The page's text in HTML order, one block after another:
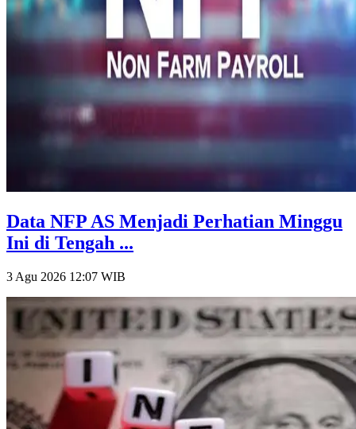
Data NFP AS Menjadi Perhatian Minggu
Ini di Tengah ...
3 Agu 2026 12:07 WIB